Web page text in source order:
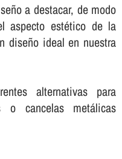
a destacar, de modo
aspecto estético de la
diseño ideal en nuestra
alternativas para
o cancelas metálicas